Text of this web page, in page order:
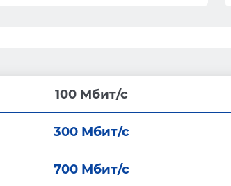
100 Мбит/с
300 Мбит/с
700 Мбит/с